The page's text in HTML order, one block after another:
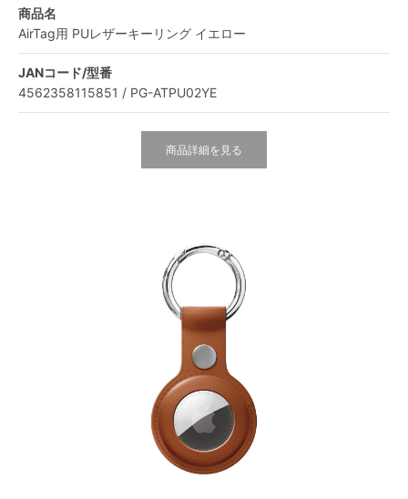
商品名
AirTag用 PUレザーキーリング イエロー
JANコード/型番
4562358115851 / PG-ATPU02YE
商品詳細を見る